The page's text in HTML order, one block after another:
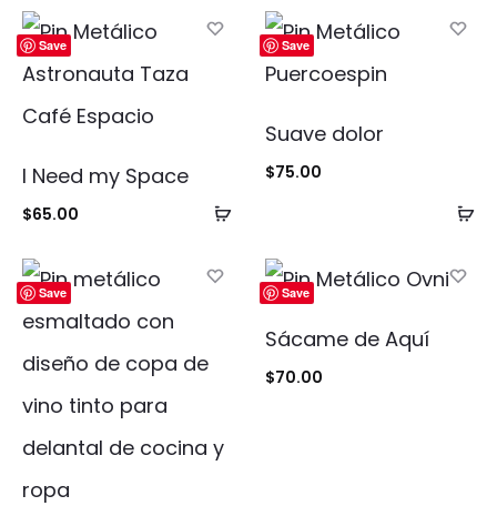
Save
Añadir
carrito
I Need my Space
$65.00
Save
Suave dolor
$75.00
Save Save
Sácame de Aquí
$70.00